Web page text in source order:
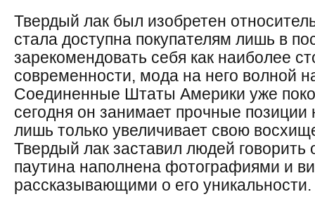
Твердый лак был изобретен
стала доступна покупателям лишь в
зарекомендовать себя как наиболее
современности, мода на него волной
Соединенные Штаты Америки уже
сегодня он занимает прочные
лишь только увеличивает свою
Твердый лак заставил людей говорить
паутина наполнена фотографиями и
рассказывающими о его уникальности.